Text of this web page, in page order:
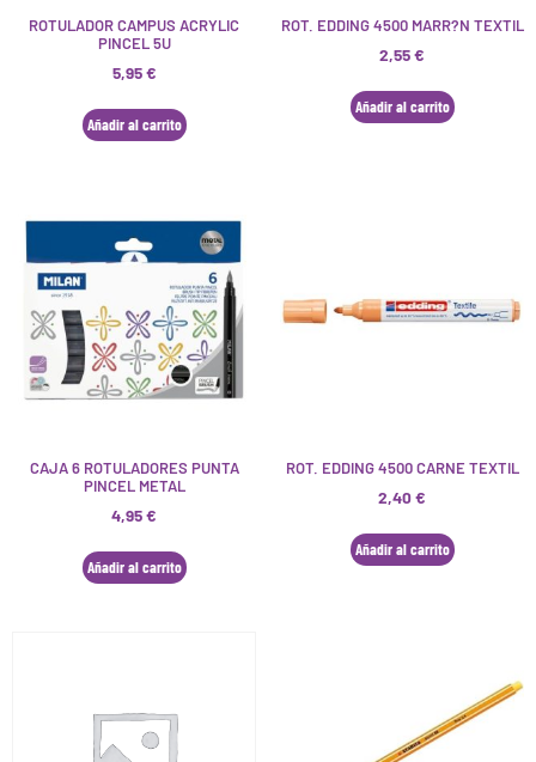
ROTULADOR CAMPUS ACRYLIC
PINCEL 5U
5,95€
Añadir al carrito
ROT. EDDING 4500 MARR?N TEXTIL
2,55€
Añadir al carrito
CAJA 6 ROTULADORES PUNTA
PINCEL METAL
4,95€
Añadir al carrito
ROT. EDDING 4500 CARNE TEXTIL
2,40€
Añadir al carrito